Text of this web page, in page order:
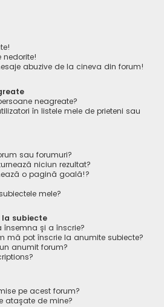
nedorite!
abuzive de la cineva din forum!
neagreate?
în listele mele de prieteni sau
sau forumuri?
niciun rezultat?
o pagină goală!?
mele?
la subiecte
însemna şi a înscrie?
mă pot înscrie la anumite subiecte?
anumit forum?
pe acest forum?
ataşate de mine?